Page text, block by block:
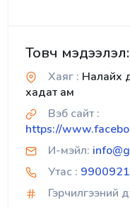
Товч мэдээлэл:
Хаяг : Налайх
хадат ам
Вэб сайт :
https://
И-мэйл:
Утас :
Гэрчилгээний